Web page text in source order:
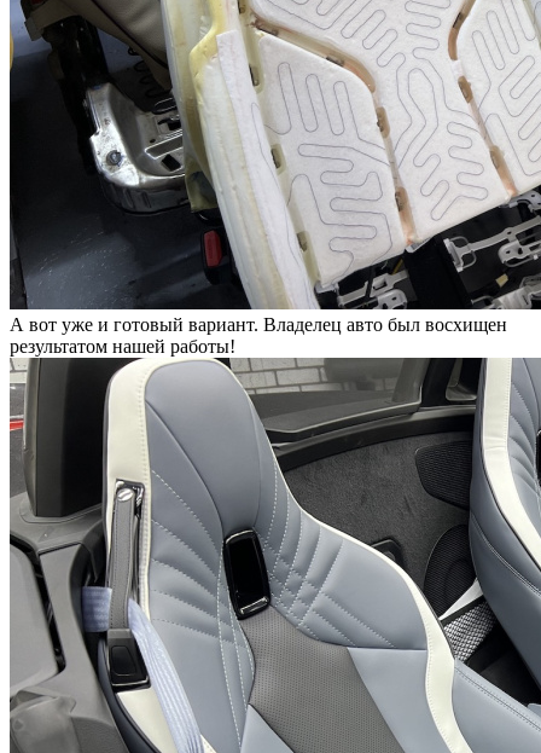
А вот уже и готовый вариант. Владелец авто был восхищен
результатом нашей работы!